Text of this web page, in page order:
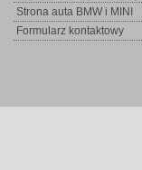
Strona auta BMW i MINI
Formularz kontaktowy